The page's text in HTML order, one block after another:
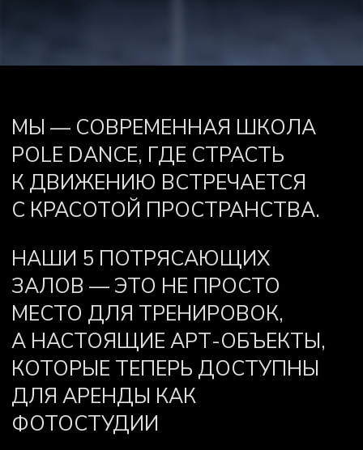
От 1500 руб./час
стильные интерьеры, профессиональное
освещение и комфорт
Гибкая аренда
и скидки при долгосрочной аренде
Варшавское ш., 26, стр. 12
5 минут от М Нагатинская
Измайловский вал, 20
5 минут от М Семёновская